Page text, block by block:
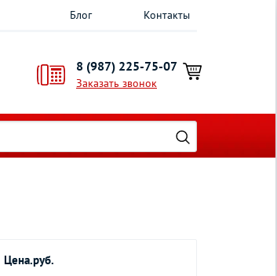
Блог Контакты
8 (987) 225-75-07
Заказать звонок
Цена.руб.